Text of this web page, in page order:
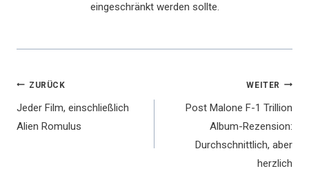
eingeschränkt werden sollte.
Beitragsnavigation
ZURÜCK
Jeder Film, einschließlich
Alien Romulus
WEITER
Post Malone F-1 Trillion
Album-Rezension:
Durchschnittlich, aber
herzlich